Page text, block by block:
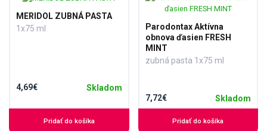
MERIDOL ZUBNÁ PASTA
1x75 ml
4,69€ Skladom
Pridať do košíka
Parodontax Aktívna
obnova ďasien FRESH
MINT
zubná pasta 1x75 ml
7,72€ Skladom
Pridať do košíka